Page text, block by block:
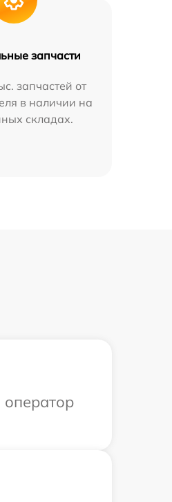
запчасти
запчастей от
в наличии на
складах.
оператор